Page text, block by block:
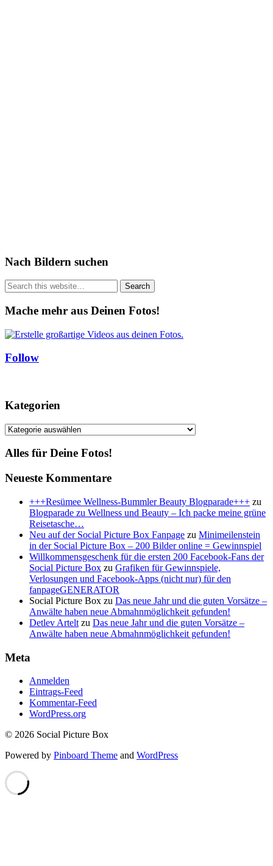
Nach Bildern suchen
Mache mehr aus Deinen Fotos!
Follow
Kategorien
Kategorien
Alles für Deine Fotos!
Neueste Kommentare
+++Resümee Wellness-Bummler Beauty Blogparade+++ zu
Blogparade zu Wellness und Beauty – Ich packe meine grüne
Reisetasche…
Neu auf der Social Picture Box Fanpage zu Minimeilenstein
in der Social Picture Box – 200 Bilder online = Gewinnspiel
Willkommensgeschenk für die ersten 200 Facebook-Fans der
Social Picture Box zu Grafiken für Gewinnspiele,
Verlosungen und Facebook-Apps (nicht nur) für den
fanpageGENERATOR
Social Picture Box zu Das neue Jahr und die guten Vorsätze –
Anwälte haben neue Abmahnmöglichkeit gefunden!
Detlev Artelt zu Das neue Jahr und die guten Vorsätze –
Anwälte haben neue Abmahnmöglichkeit gefunden!
Meta
Anmelden
Eintrags-Feed
Kommentar-Feed
WordPress.org
© 2026 Social Picture Box
Powered by Pinboard Theme and WordPress